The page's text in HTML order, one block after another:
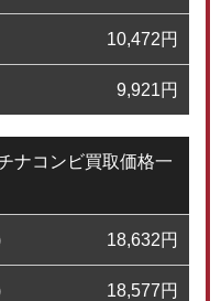
10,472円
9,921円
ナコンビ買取価格一
18,632円
18,577円